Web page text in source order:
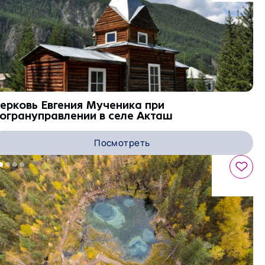
Евгения Мученика при
в селе Акташ
Посмотреть